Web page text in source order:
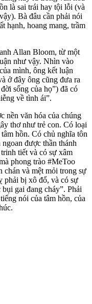
là sai trái hay tội lỗi (và
Bà đâu cần phải nói
hạnh, hoang mang, trầm
Allan Bloom, từ một
như vậy. Nhìn vào
mình, ông kết luận
ở đây ông cũng đưa ra
sống của họ”) đã có
về tình ái”.
nền văn hóa của chúng
thơ như trẻ con. Có loại
hồn. Có chủ nghĩa tôn
được thần thánh
tiết và có sự xâm
phong trào #MeToo
chán và mệt mỏi trong sự
phải bị xô đổ, và có sự
gai đang cháy”. Phải
nói của tâm hồn, của